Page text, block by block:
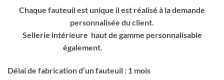
Chaque fauteuil est unique il est réalisé à la demande
personnalisée du client.
Sellerie intérieure haut de gamme personnalisable
également.
Délai de fabrication d’un fauteuil : 1 mois